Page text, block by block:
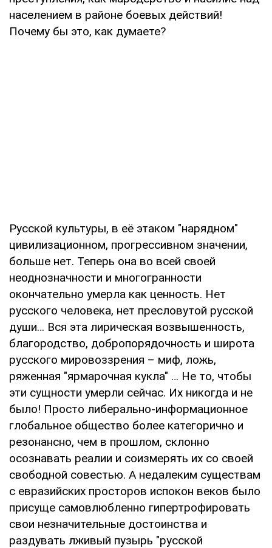
населением в районе боевых действий!
Почему бы это, как думаете?
Русской культуры, в её этаком "нарядном"
цивилизационном, прогрессивном значении,
больше нет. Теперь она во всей своей
неоднозначности и многогранности
окончательно умерла как ценность. Нет
русского человека, нет пресловутой русской
души… Вся эта лирическая возвышенность,
благородство, добропорядочность и широта
русского мировоззрения – миф, ложь,
ряженная "ярмарочная кукла" … Не то, чтобы
эти сущности умерли сейчас. Их никогда и не
было! Просто либерально-информационное
глобальное общество более категорично и
резонансно, чем в прошлом, склонно
осознавать реалии и соизмерять их со своей
свободной совестью. А недалеким существам
с евразийских просторов испокон веков было
присуще самовлюбленно гипертрофировать
свои незначительные достоинства и
раздувать лживый пузырь "русской